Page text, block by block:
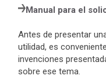
Manual para el
Antes de presentar
utilidad, es
invenciones
sobre ese tema.